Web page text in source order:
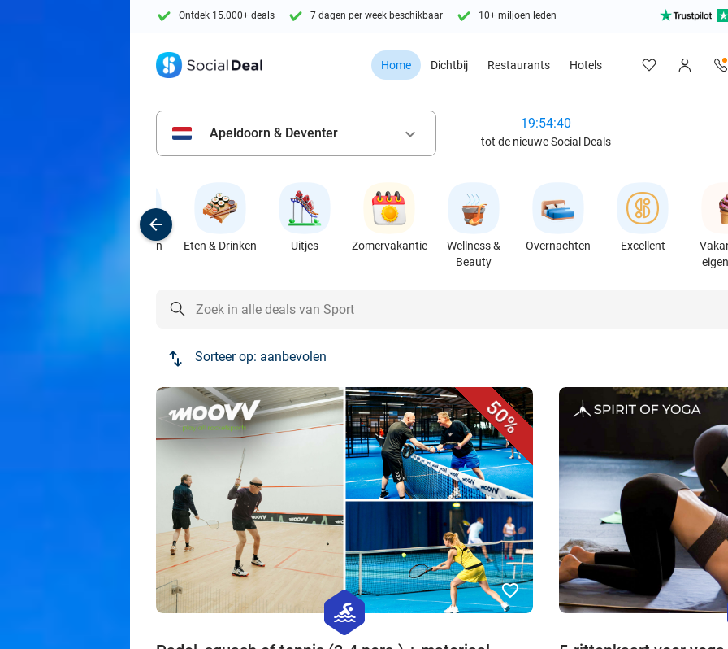
Ontdek 15.000+ deals 7 dagen per week beschikbaar 10+ miljoen leden
Home Dichtbij Restaurants Hotels
Apeldoorn & Deventer keyboard_arrow_down
19:54:39
tot de nieuwe Social Deals
Favorieten Eten & Drinken Uitjes Zomervakantie
Wellness &
Beauty
Overnachten Excellent
Sorteer op: aanbevolen
50%
favorite_border
hexagon
sport